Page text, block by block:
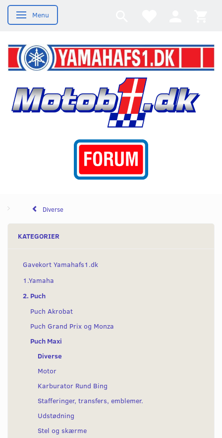
Skifte navigation
Menu
Diverse
KATEGORIER
Gavekort Yamahafs1.dk
1.Yamaha
2. Puch
Puch Akrobat
Puch Grand Prix og Monza
Puch Maxi
Diverse
Motor
Karburator Rund Bing
Stafferinger, transfers, emblemer.
Udstødning
Stel og skærme